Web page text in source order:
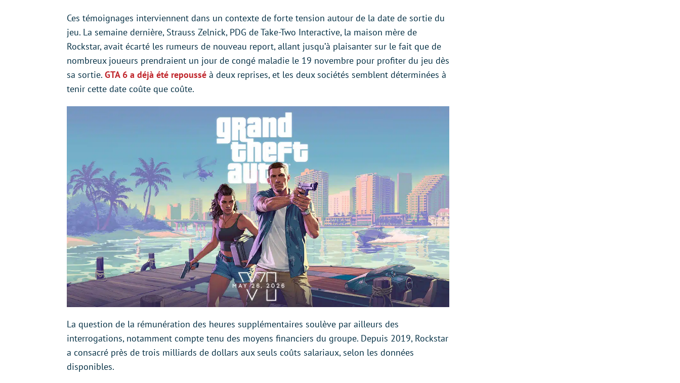
Ces témoignages interviennent dans un contexte de forte tension autour de la date de sortie du
jeu. La semaine dernière, Strauss Zelnick, PDG de Take-Two Interactive, la maison mère de
Rockstar, avait écarté les rumeurs de nouveau report, allant jusqu’à plaisanter sur le fait que de
nombreux joueurs prendraient un jour de congé maladie le 19 novembre pour profiter du jeu dès
sa sortie. GTA 6 a déjà été repoussé à deux reprises, et les deux sociétés semblent déterminées à
tenir cette date coûte que coûte.
La question de la rémunération des heures supplémentaires soulève par ailleurs des
interrogations, notamment compte tenu des moyens financiers du groupe. Depuis 2019, Rockstar
a consacré près de trois milliards de dollars aux seuls coûts salariaux, selon les données
disponibles.